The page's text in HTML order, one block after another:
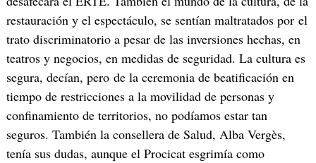
restauración y el espectáculo, se sentían maltratados por el
trato discriminatorio a pesar de las inversiones hechas, en
teatros y negocios, en medidas de seguridad. La cultura es
segura, decían, pero de la ceremonia de beatificación en
tiempo de restricciones a la movilidad de personas y
confinamiento de territorios, no podíamos estar tan
seguros. También la consellera de Salud, Alba Vergès,
tenía sus dudas, aunque el Procicat esgrimía como